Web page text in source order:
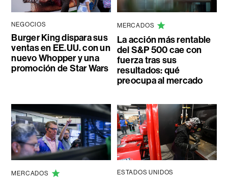
NEGOCIOS
Burger King dispara sus
ventas en EE.UU. con un
nuevo Whopper y una
promoción de Star Wars
MERCADOS
La acción más rentable
del S&P 500 cae con
fuerza tras sus
resultados: qué
preocupa al mercado
MERCADOS ESTADOS UNIDOS